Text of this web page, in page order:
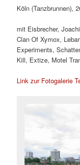
Köln (Tanzbrunnen),
mit Eisbrecher,
Clan Of Xymox,
Experiments,
Kill, Extize, Motel
Link zur Fotogalerie